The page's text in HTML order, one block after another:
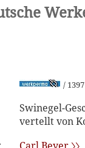
/ 1397
Swinegel-
vertellt von